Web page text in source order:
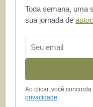
Toda semana, uma
sua jornada de
Ao clicar, você
privacidade.